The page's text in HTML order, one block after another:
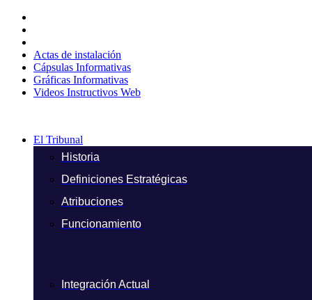
contenido
Actas de instalación
Cápsulas Informativas
Gráficas Informativas
Videos Instructivos Web
El Tribunal
Historia
Definiciones Estratégicas
Atribuciones
Funcionamiento
Integración Actual